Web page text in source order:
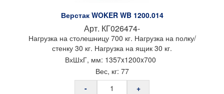
Верстак WOKER WB 1200.014
Арт. КГ026474-
Нагрузка на столешницу 700 кг. Нагрузка на полку/
стенку 30 кг. Нагрузка на ящик 30 кг.
ВхШхГ, мм: 1357x1200x700
Вес, кг: 77
-
+